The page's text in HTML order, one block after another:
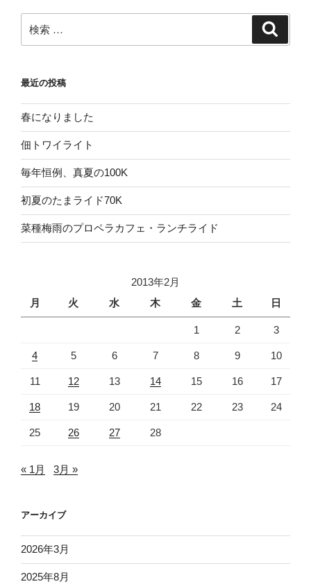
索:
最近の投稿
春になりました
佃トワイライト
毎年恒例、真夏の100K
初夏のたまライド70K
菜種梅雨のプロペラカフェ・ランチライド
2013年2月
月
火 水 木 金 土 日
1 2 3
4 5 6 7 8 9 10
11 12 13 14 15 16 17
18 19 20 21 22 23 24
25 26 27 28
« 1月 3月 »
アーカイブ
2026年3月
2025年8月